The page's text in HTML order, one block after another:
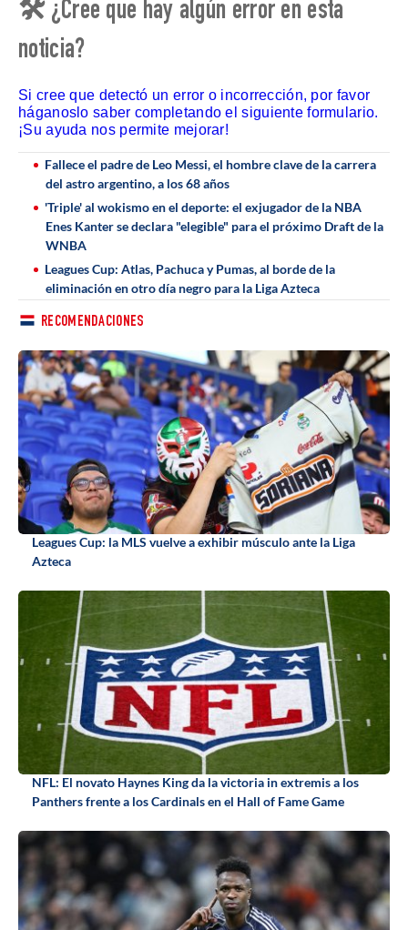
🛠 ¿Cree que hay algún error en esta
noticia?
Si cree que detectó un error o incorrección, por favor
háganoslo saber completando el siguiente formulario.
¡Su ayuda nos permite mejorar!
Fallece el padre de Leo Messi, el hombre clave de la carrera
del astro argentino, a los 68 años
'Triple' al wokismo en el deporte: el exjugador de la NBA
Enes Kanter se declara "elegible" para el próximo Draft de la
WNBA
Leagues Cup: Atlas, Pachuca y Pumas, al borde de la
eliminación en otro día negro para la Liga Azteca
RECOMENDACIONES
Leagues Cup: la MLS vuelve a exhibir músculo ante la Liga
Azteca
NFL: El novato Haynes King da la victoria in extremis a los
Panthers frente a los Cardinals en el Hall of Fame Game